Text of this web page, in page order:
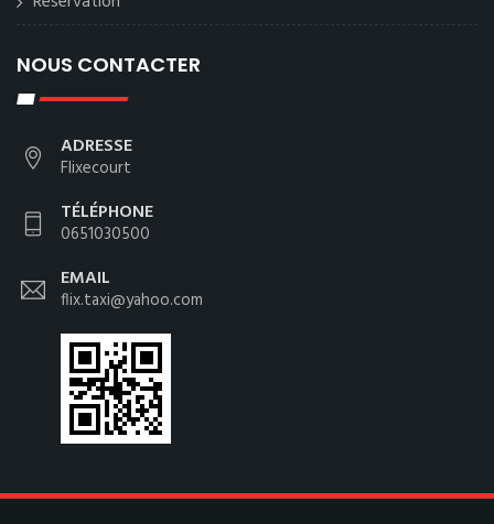
NOUS CONTACTER
ADRESSE
Flixecourt
TÉLÉPHONE
0651030500
EMAIL
flix.taxi@yahoo.com